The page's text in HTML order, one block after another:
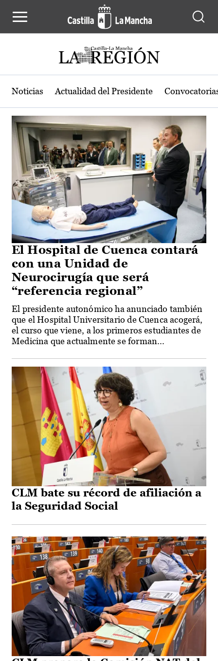
Actualidad de la región de Castilla-
Noticias Actualidad del Presidente
El Hospital de Cuenca contará
con una Unidad de
Neurocirugía que será
“referencia regional”
El presidente autonómico ha anunciado también
que el Hospital Universitario de Cuenca acogerá,
el curso que viene, a los primeros estudiantes de
Medicina que actualmente se forman...
CLM bate su récord de afiliación a
la Seguridad Social